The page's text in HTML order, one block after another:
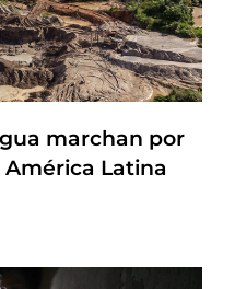
marchan por
Latina